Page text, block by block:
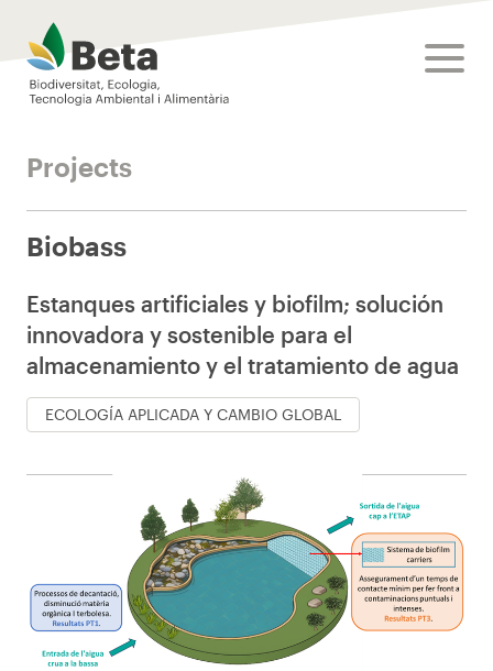
Beta Tech Center
Projects
Biobass
Estanques artificiales y biofilm; solución
innovadora y sostenible para el
almacenamiento y el tratamiento de agua
ECOLOGÍA APLICADA Y CAMBIO GLOBAL